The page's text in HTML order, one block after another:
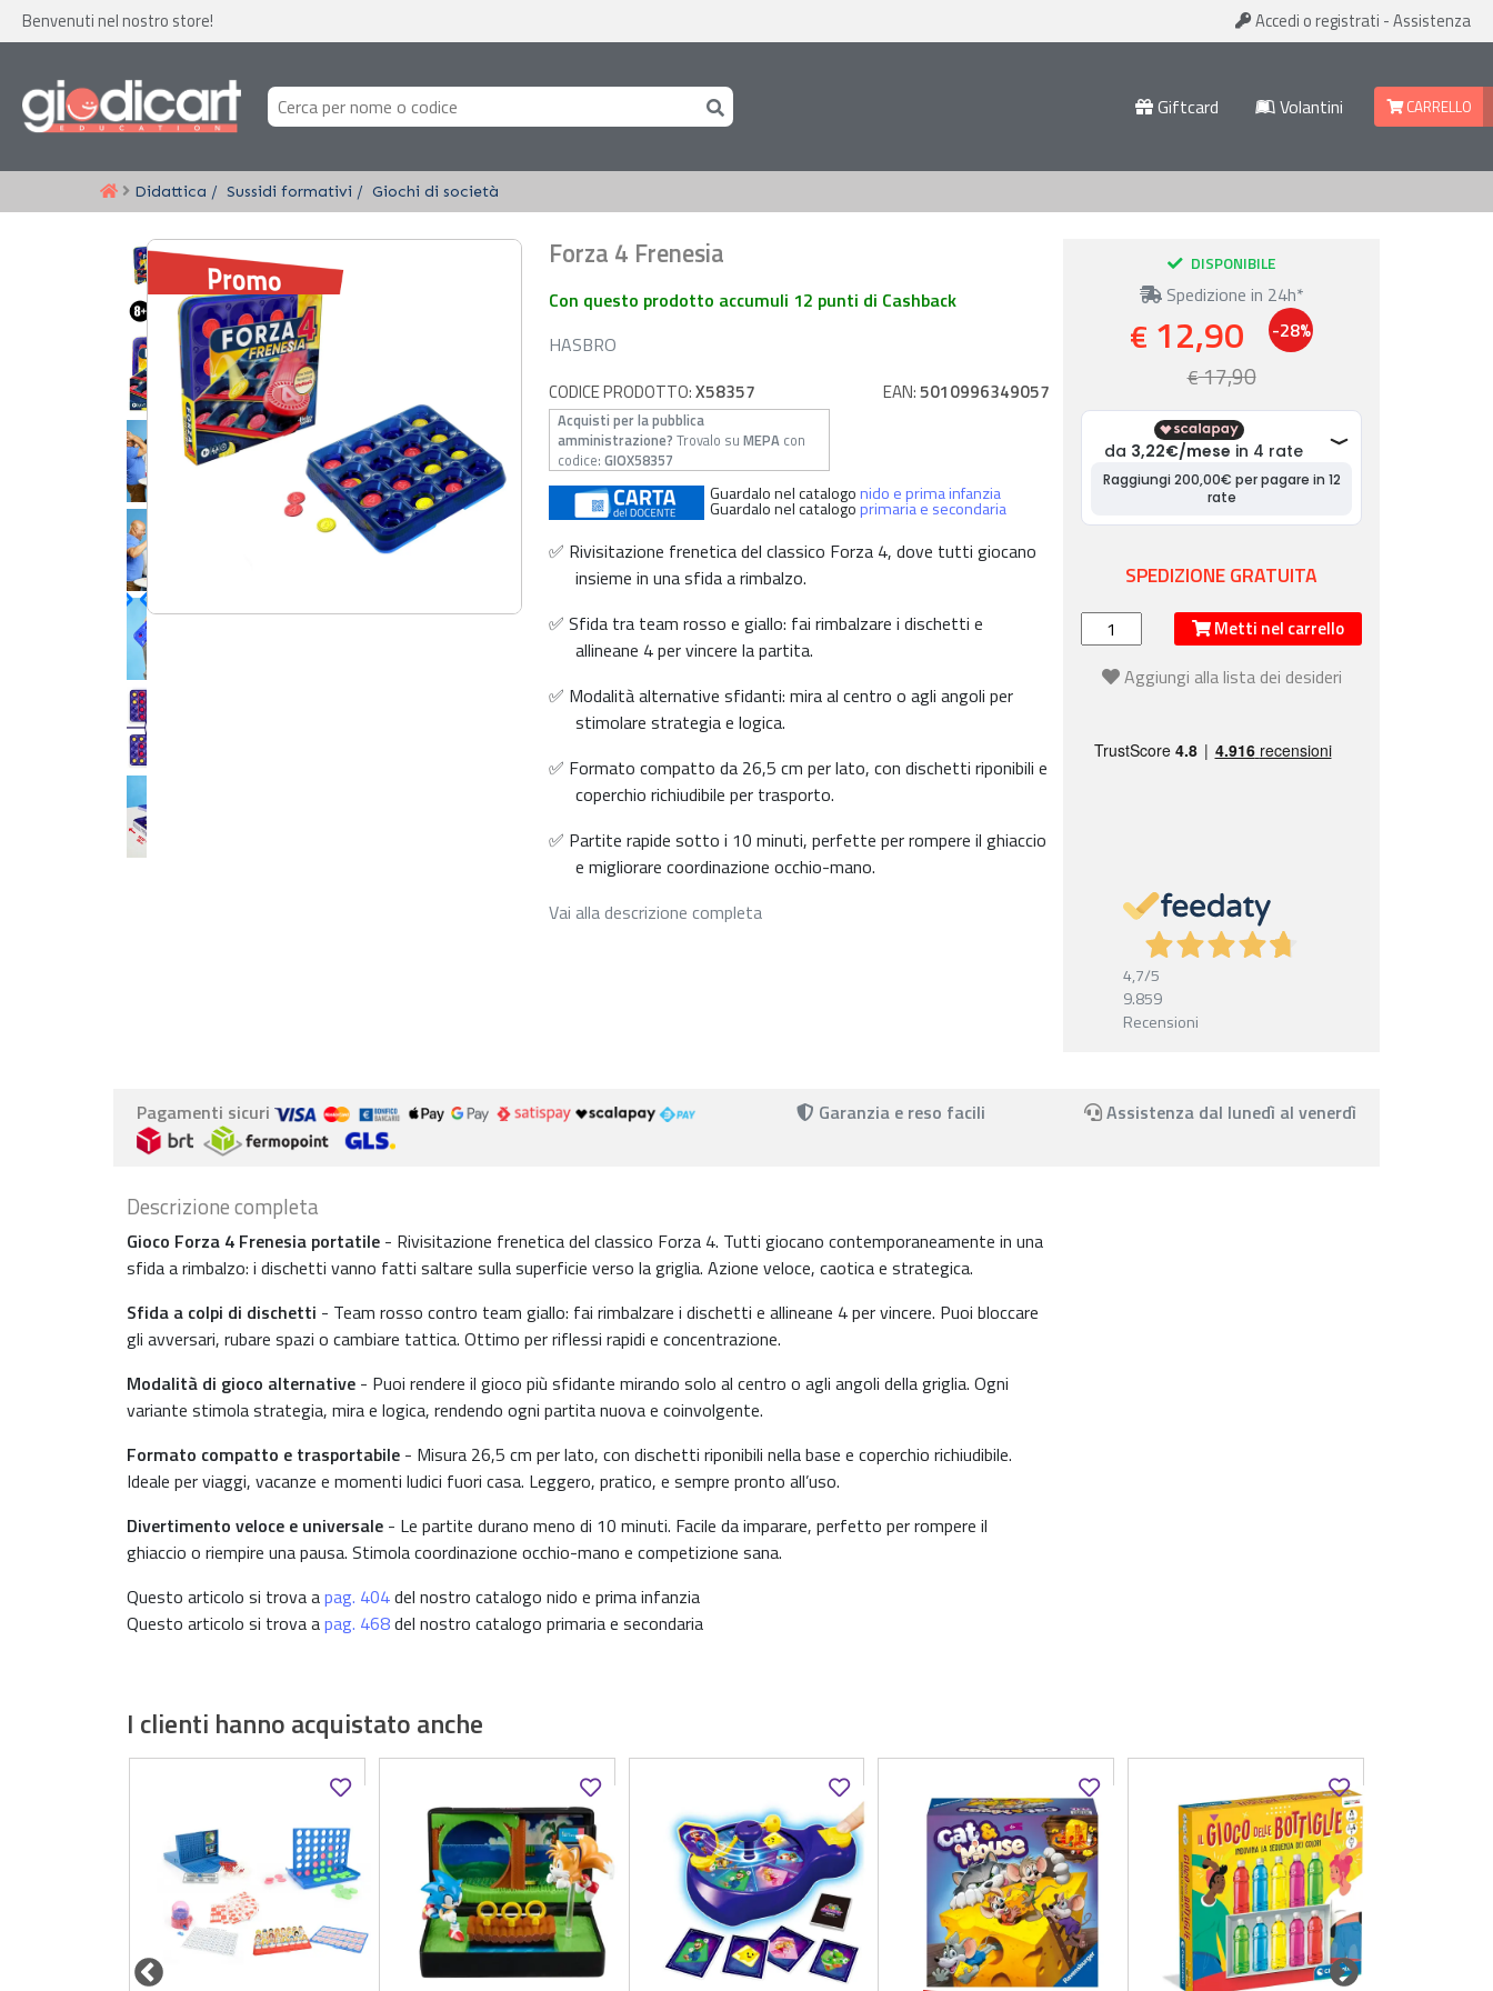
Benvenuti nel nostro store! Accedi o registrati -Assistenza
Giftcard Volantini CARRELLO
Didattica Sussidi formativi Giochi di società
Forza 4 Frenesia
Con questo prodotto accumuli 12 punti di Cashback
HASBRO
CODICE PRODOTTO:X58357 EAN:5010996349057
Acquisti per la pubblica
amministrazione? Trovalo su MEPA con
codice: GIOX58357
Guardalo nel catalogonido e prima infanzia
Guardalo nel catalogoprimaria e secondaria
✅ Rivisitazione frenetica del classico Forza 4, dove tutti giocano
insieme in una sfida a rimbalzo.
✅ Sfida tra team rosso e giallo: fai rimbalzare i dischetti e
allineane 4 per vincere la partita.
✅ Modalità alternative sfidanti: mira al centro o agli angoli per
stimolare strategia e logica.
✅ Formato compatto da 26,5 cm per lato, con dischetti riponibili e
coperchio richiudibile per trasporto.
✅ Partite rapide sotto i 10 minuti, perfette per rompere il ghiaccio
e migliorare coordinazione occhio-mano.
Vai alla descrizione completa
DISPONIBILE
Spedizione in 24h*
€ 12,90 -28%
€17,90
SPEDIZIONE GRATUITA
Metti nel carrello
Aggiungi alla lista dei desideri
4,7/5
9.859
Recensioni
Pagamenti sicuri Garanzia e reso facili Assistenza dal lunedì al venerdì
Descrizione completa
Gioco Forza 4 Frenesia portatile - Rivisitazione frenetica del classico Forza 4. Tutti giocano contemporaneamente in una
sfida a rimbalzo: i dischetti vanno fatti saltare sulla superficie verso la griglia. Azione veloce, caotica e strategica.
Sfida a colpi di dischetti - Team rosso contro team giallo: fai rimbalzare i dischetti e allineane 4 per vincere. Puoi bloccare
gli avversari, rubare spazi o cambiare tattica. Ottimo per riflessi rapidi e concentrazione.
Modalità di gioco alternative - Puoi rendere il gioco più sfidante mirando solo al centro o agli angoli della griglia. Ogni
variante stimola strategia, mira e logica, rendendo ogni partita nuova e coinvolgente.
Formato compatto e trasportabile - Misura 26,5 cm per lato, con dischetti riponibili nella base e coperchio richiudibile.
Ideale per viaggi, vacanze e momenti ludici fuori casa. Leggero, pratico, e sempre pronto all’uso.
Divertimento veloce e universale - Le partite durano meno di 10 minuti. Facile da imparare, perfetto per rompere il
ghiaccio o riempire una pausa. Stimola coordinazione occhio-mano e competizione sana.
Questo articolo si trova apag. 404del nostro catalogo nido e prima infanzia
Questo articolo si trova apag. 468del nostro catalogo primaria e secondaria
I clienti hanno acquistato anche